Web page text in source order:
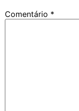
Comentário *